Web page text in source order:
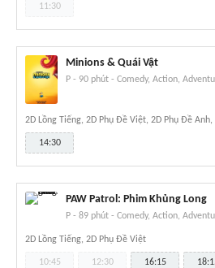
11:30
Minions & Quái Vật
P - 90 phút - Comedy, Action,
2D Lồng Tiếng, 2D Phụ Đề Việt, 2D Phụ Đề
14:30
PAW Patrol: Phim Khủng Long
P - 89 phút - Comedy, Action,
2D Lồng Tiếng, 2D Phụ Đề Việt
10:45 12:30 16:15